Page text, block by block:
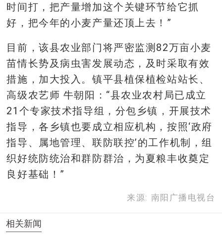
时间打，把产量增加这个关键环节给它抓
好，把今年的小麦产量还顶上去！”
目前，该县农业部门将严密监测82万亩小麦
苗情长势及病虫害发展动态，及时采取有效
措施，加大投入。镇平县植保植检站站长、
高级农艺师 牛朝阳：“县农业农村局已成立
21个专家技术指导组，分包乡镇，开展技术
指导，各乡镇也要成立相应机构，按照‘政府
指导、属地管理、联防联控’的工作机制，组
织好统防统治和群防群治，为夏粮丰收奠定
良好基础！”
来源: 南阳广播电视台
相关新闻